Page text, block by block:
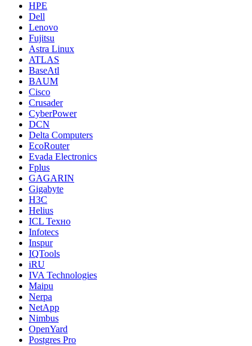
HPE
Dell
Lenovo
Fujitsu
Astra Linux
ATLAS
BaseAtl
BAUM
Cisco
Crusader
CyberPower
DCN
Delta Computers
EcoRouter
Evada Electronics
Fplus
GAGARIN
Gigabyte
H3C
Helius
ICL Техно
Infotecs
Inspur
IQTools
iRU
IVA Technologies
Maipu
Nerpa
NetApp
Nimbus
OpenYard
Postgres Pro